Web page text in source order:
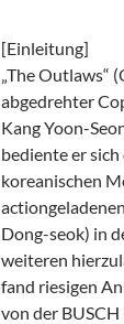
[Einleitung]
„The Outlaws“
abgedrehter
Kang Yoon-
bediente er
koreanischen
Dong-seok) in
weiteren
fand riesigen
von der